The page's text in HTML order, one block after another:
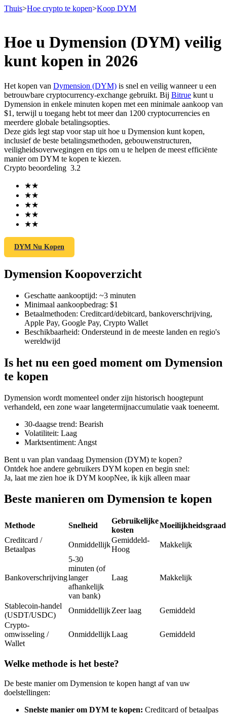
Termijncontracten
USDT-futures
Futures met USDT als onderpand
COIN-M-futures
TradFi
Derivaten voor aandelen, forex, edelmetalen en grondstoffen
USDC-futures
Futures met USDC als onderpand
Kopiëren Handel
Sluit je aan bij top traders
Word een Copy Trader
Geniet van winstdeling en copy trading commissies
Thuis>Hoe crypto te kopen>Koop DYM
Hoe u Dymension (DYM) veilig
kunt kopen in 2026
Het kopen van Dymension (DYM) is snel en veilig wanneer u een
betrouwbare cryptocurrency-exchange gebruikt. Bij Bitrue kunt u
Dymension in enkele minuten kopen met een minimale aankoop van
$1, terwijl u toegang hebt tot meer dan 1200 cryptocurrencies en
meerdere globale betalingsopties.
Deze gids legt stap voor stap uit hoe u Dymension kunt kopen,
inclusief de beste betalingsmethoden, gebouwenstructuren,
veiligheidsoverwegingen en tips om u te helpen de meest efficiënte
manier om DYM te kopen te kiezen.
Crypto beoordeling 3.2
★★
★★
★★
★★
★★
DYM Nu Kopen
Dymension Koopoverzicht
Geschatte aankooptijd: ~3 minuten
Minimaal aankoopbedrag: $1
Betaalmethoden: Creditcard/debitcard, bankoverschrijving,
Apple Pay, Google Pay, Crypto Wallet
Beschikbaarheid: Ondersteund in de meeste landen en regio's
wereldwijd
Is het nu een goed moment om Dymension
te kopen
Dymension wordt momenteel onder zijn historisch hoogtepunt
verhandeld, een zone waar langetermijnaccumulatie vaak toeneemt.
30-daagse trend: Bearish
Volatiliteit: Laag
Marktsentiment: Angst
Bent u van plan vandaag Dymension (DYM) te kopen?
Ontdek hoe andere gebruikers DYM kopen en begin snel:
Ja, laat me zien hoe ik DYM koopNee, ik kijk alleen maar
Beste manieren om Dymension te kopen
Methode Snelheid
Gebruikelijke
kosten
Moeilijkheidsgraad
Creditcard /
Betaalpas
Onmiddellijk
Gemiddeld-
Hoog
Makkelijk
Bankoverschrijving
5-30
minuten (of
langer
afhankelijk
van bank)
Laag Makkelijk
Stablecoin-handel
(USDT/USDC)
OnmiddellijkZeer laag
Gemiddeld
Crypto-
omwisseling /
Wallet
OnmiddellijkLaag Gemiddeld
Welke methode is het beste?
De beste manier om Dymension te kopen hangt af van uw
doelstellingen:
Snelste manier om DYM te kopen: Creditcard of betaalpas